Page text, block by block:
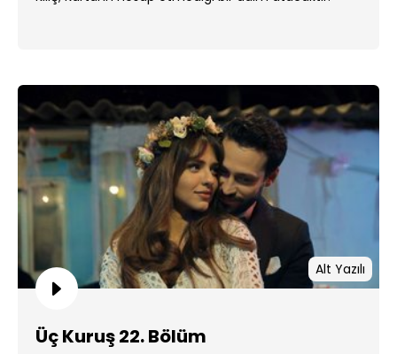
Alt Yazılı
Üç Kuruş 22. Bölüm